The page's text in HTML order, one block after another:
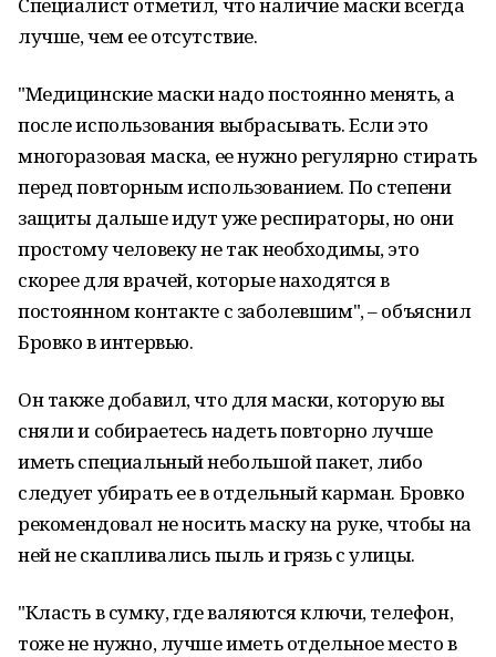
лучше, чем ее отсутствие.
"Медицинские маски надо постоянно менять, а
после использования выбрасывать. Если это
многоразовая маска, ее нужно регулярно стирать
перед повторным использованием. По степени
защиты дальше идут уже респираторы, но они
простому человеку не так необходимы, это
скорее для врачей, которые находятся в
постоянном контакте с заболевшим", – объяснил
Бровко в интервью.
Он также добавил, что для маски, которую вы
сняли и собираетесь надеть повторно лучше
иметь специальный небольшой пакет, либо
следует убирать ее в отдельный карман. Бровко
рекомендовал не носить маску на руке, чтобы на
ней не скапливались пыль и грязь с улицы.
"Класть в сумку, где валяются ключи, телефон,
тоже не нужно, лучше иметь отдельное место в